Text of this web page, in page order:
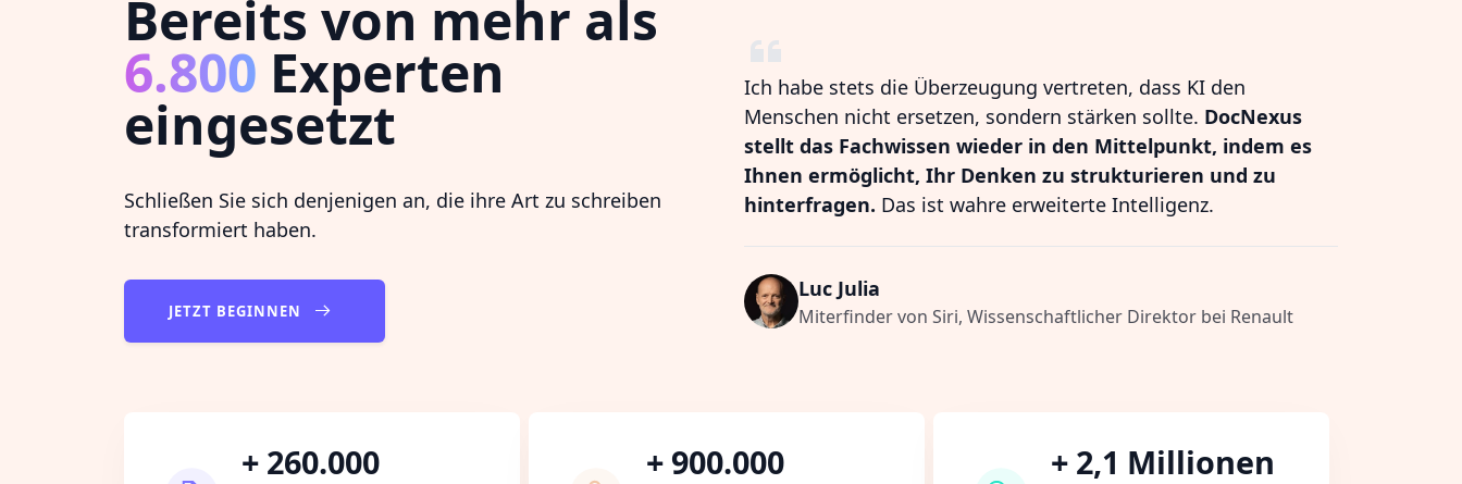
Bereits von mehr als
6.800 Experten
eingesetzt
Schließen Sie sich denjenigen an, die ihre Art zu schreiben
transformiert haben.
JETZT BEGINNEN
Ich habe stets die Überzeugung vertreten, dass KI den
Menschen nicht ersetzen, sondern stärken sollte. DocNexus
stellt das Fachwissen wieder in den Mittelpunkt, indem es
Ihnen ermöglicht, Ihr Denken zu strukturieren und zu
hinterfragen. Das ist wahre erweiterte Intelligenz.
Luc Julia
Miterfinder von Siri, Wissenschaftlicher Direktor bei Renault
+ 260.000 + 900.000 + 2,1 Millionen